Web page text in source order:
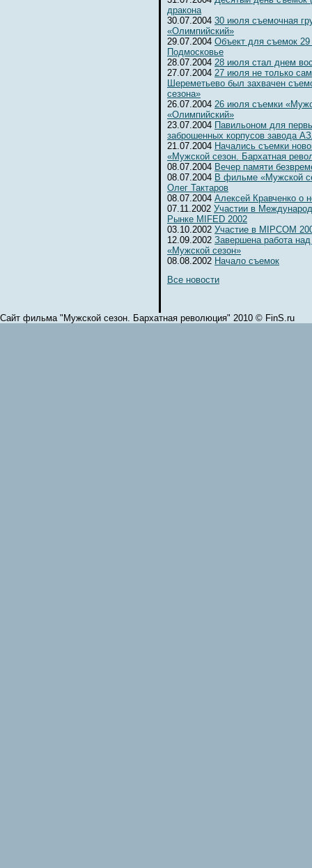
дракона
30.07.2004 30 июля съемочная
«Олимпийский»
29.07.2004 Объект для съемок
Подмосковье
28.07.2004 28 июля стал днем
27.07.2004 27 июля не только
Шереметьево был захвачен
сезона»
26.07.2004 26 июля съемки
«Олимпийский»
23.07.2004 Павильоном для
заброшенных корпусов завода
21.07.2004 Начались съемки
«Мужской сезон. Бархатная
08.07.2004 Вечер памяти
08.07.2004 В фильме «Мужской
Олег Тактаров
08.07.2004 Алексей Кравченко о
07.11.2002 Участии в
Рынке MIFED 2002
03.10.2002 Участие в MIPCOM
12.09.2002 Завершена работа
«Мужской сезон»
08.08.2002 Начало съемок
Все новости
Сайт фильма "Мужской сезон. Бархатная революция" 2010 © FinS.ru